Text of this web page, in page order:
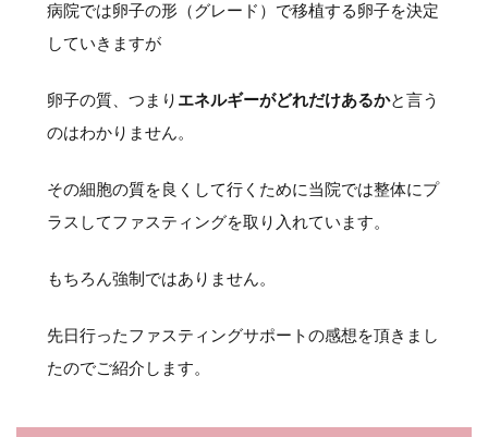
病院では卵子の形（グレード）で移植する卵子を決定
していきますが
卵子の質、つまり エネルギーがどれだけあるかと言う
のはわかりません。
その細胞の質を良くして行くために当院では整体にプ
ラスしてファスティングを取り入れています。
もちろん強制ではありません。
先日行ったファスティングサポートの感想を頂きまし
たのでご紹介します。